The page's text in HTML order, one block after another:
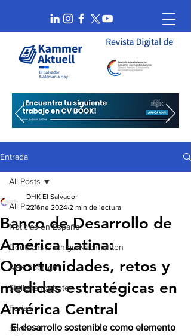
Entrada
All Posts
Noticias en Español
Deutschsprachige Nachrichten
AHK Spotlight
Stellenangebote
Ferias
Socios
All Posts
Banco de Desarrollo de
América Latina:
Oportunidades, retos y
medidas estratégicas en
América Central
DHK El Salvador
22 ene 2024 2 min de lectura
El desarrollo sostenible como elemento